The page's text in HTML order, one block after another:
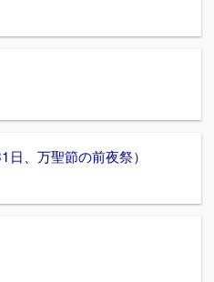
、万聖節の前夜祭）